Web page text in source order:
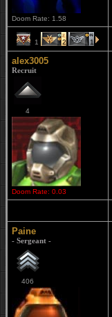
Doom Rate: 1.58
1 2 1
alex3005
Recruit
4
Doom Rate: 0.03
Paine
- Sergeant -
406